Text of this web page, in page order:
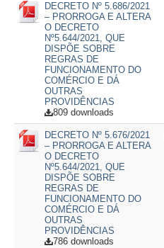
DECRETO Nº 5.686/2021
– PRORROGA E ALTERA
O DECRETO
Nº5.644/2021, QUE
DISPÕE SOBRE
REGRAS DE
FUNCIONAMENTO DO
COMÉRCIO E DÁ
OUTRAS
PROVIDÊNCIAS
809 downloads
DECRETO Nº 5.676/2021
– PRORROGA E ALTERA
O DECRETO
Nº5.644/2021, QUE
DISPÕE SOBRE
REGRAS DE
FUNCIONAMENTO DO
COMÉRCIO E DÁ
OUTRAS
PROVIDÊNCIAS
786 downloads